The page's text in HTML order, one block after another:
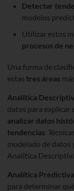
Detectar
modelos
Utilizar estos
procesos de
Una forma de
estas tres áreas
Analítica
datos para explicar
analizar datos
tendencias.
modelado de datos
Analítica
Analítica
para determinar